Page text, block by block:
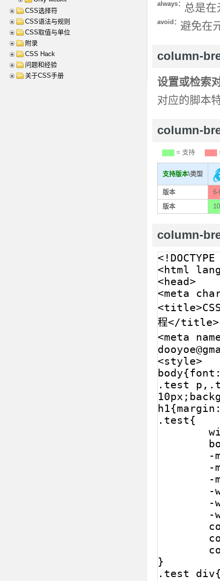
always： 总是在
avoid： 避免在
column-
设置或检索
对应的脚本
column-
= 支持
支持版本\类型
版本
6-
版本
10
column-
CSS选择符
CSS语法与规则
CSS取值与单位
附录
CSS Hack
问题和经验
关于CSS手册